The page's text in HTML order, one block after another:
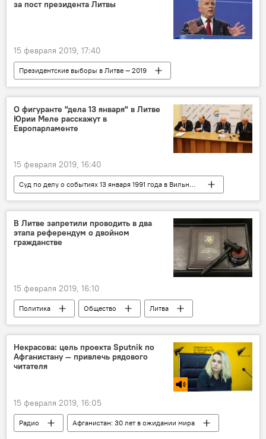
за пост президента Литвы
15 февраля 2019, 17:40
Президентские выборы в Литве — 2019
Политика
Литва
выборы президента Литвы в 2019 году
Витянис Андрюкайтис
О фигуранте "дела 13 января" в Литве
Юрии Меле расскажут в
Европарламенте
15 февраля 2019, 16:40
Суд по делу о событиях 13 января 1991 года в Вильнюсе
В Балтии
В мире
Литва
Юрий Мель
суд по делу 13 января 1991 года
события 13 января 1991 года в Вильнюсе
В Литве запретили проводить в два
этапа референдум о двойном
гражданстве
15 февраля 2019, 16:10
Политика Общество
Литва
двойное гражданство
Референдум о двойном гражданстве в Литве
Некрасова: цель проекта Sputnik по
Афганистану — привлечь рядового
читателя
15 февраля 2019, 16:05
Радио
Афганистан: 30 лет в ожидании мира